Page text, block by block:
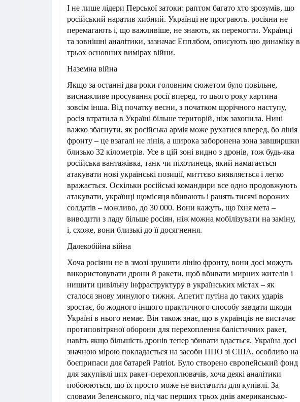
І не лише лідери Перської затоки: раптом багато хто зрозумів, що
російський наратив хибний. Українці не програють. росіяни не
перемагають і, що важливіше, не знають, як перемогти. Українці
та зовнішні аналітики, зазначає Епплбом, описують цю динаміку в
трьох основних вимірах війни.
Наземна війна
Якщо за останні два роки головним сюжетом було повільне,
виснажливе просування росії вперед, то цього року картина
зовсім інша. Від початку весни, з початком щорічного наступу,
росія втратила в Україні більше територій, ніж захопила. Нині
важко збагнути, як російська армія може рухатися вперед, бо лінія
фронту – це взагалі не лінія, а широка заборонена зона завширшки
близько 32 кілометрів. Усе в цій зоні видно з дронів, тож будь-яка
російська вантажівка, танк чи піхотинець, який намагається
атакувати нові українські позиції, миттєво виявляється і легко
вражається. Оскільки російські командири все одно продовжують
атакувати, українці щомісяця вбивають і ранять тисячі ворожих
солдатів – можливо, до 30 000. Вони кажуть, що їхня мета –
виводити з ладу більше росіян, ніж можна мобілізувати на заміну,
і, схоже, вони близькі до її досягнення.
Далекобійна війна
Хоча росіяни не в змозі зрушити лінію фронту, вони досі можуть
використовувати дрони й ракети, щоб вбивати мирних жителів і
нищити цивільну інфраструктуру в українських містах – як
сталося знову минулого тижня. Апетит путіна до таких ударів
зростає, бо жодного іншого практичного способу завдати шкоди
Україні в нього немає. Він також знає, що в українців не вистачає
протиповітряної оборони для перехоплення балістичних ракет,
навіть якщо більшість дронів тепер збивати вдається. Україна досі
значною мірою покладається на засоби ППО зі США, особливо на
боєприпаси для батарей Patriot. Було створено європейський фонд
для закупівлі цих ракет-перехоплювачів, хоча деякі аналітики
побоюються, що їх просто може не вистачити для купівлі. За
словами Зеленського, під час перших трьох днів американсько-